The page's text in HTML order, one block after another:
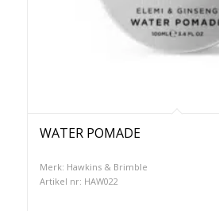
WATER POMADE
Merk: Hawkins & Brimble
Artikel nr: HAW022